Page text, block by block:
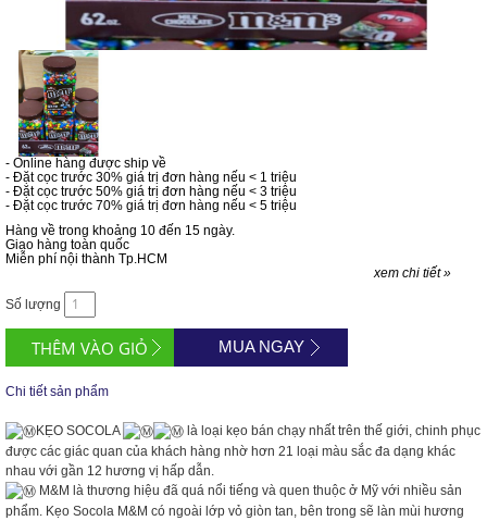
- Online hàng được ship về
- Đặt cọc trước 30% giá trị đơn hàng nếu < 1 triệu
- Đặt cọc trước 50% giá trị đơn hàng nếu < 3 triệu
- Đặt cọc trước 70% giá trị đơn hàng nếu < 5 triệu
Hàng về trong khoảng 10 đến 15 ngày.
Giao hàng toàn quốc
Miễn phí nội thành Tp.HCM
xem chi tiết »
Số lượng
MUA NGAY
Chi tiết sản phẩm
KẸO SOCOLA
là loại kẹo bán chạy nhất trên thế giới, chinh phục
được các giác quan của khách hàng nhờ hơn 21 loại màu sắc đa dạng khác
nhau với gần 12 hương vị hấp dẫn.
M&M là thương hiệu đã quá nổi tiếng và quen thuộc ở Mỹ với nhiều sản
phẩm. Kẹo Socola M&M có ngoài lớp vỏ giòn tan, bên trong sẽ làn mùi hương